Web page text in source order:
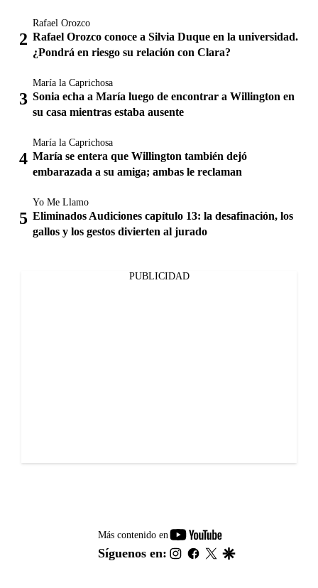
Rafael Orozco
Rafael Orozco conoce a Silvia Duque en la universidad.
¿Pondrá en riesgo su relación con Clara?
María la Caprichosa
Sonia echa a María luego de encontrar a Willington en
su casa mientras estaba ausente
María la Caprichosa
María se entera que Willington también dejó
embarazada a su amiga; ambas le reclaman
Yo Me Llamo
Eliminados Audiciones capítulo 13: la desafinación, los
gallos y los gestos divierten al jurado
PUBLICIDAD
Más contenido en
youtube-
footer
Síguenos en: instagram
facebook
twitter